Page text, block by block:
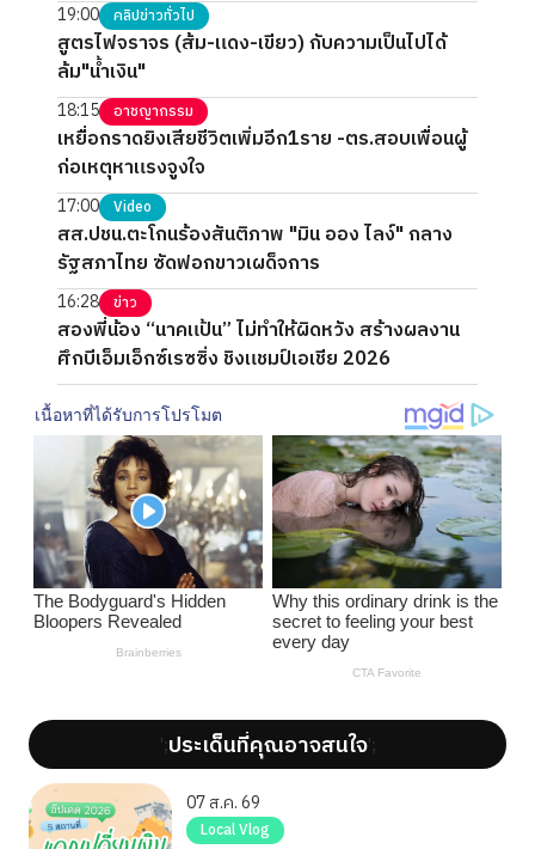
19:00 คลิปข่าวทั่วไป
สูตรไฟจราจร (ส้ม-แดง-เขียว) กับความเป็นไปได้
ล้ม"น้ำเงิน"
18:15 อาชญากรรม
เหยื่อกราดยิงเสียชีวิตเพิ่มอีก1ราย -ตร.สอบเพื่อนผู้
ก่อเหตุหาแรงจูงใจ
17:00 Video
สส.ปชน.ตะโกนร้องสันติภาพ "มิน ออง ไลง์" กลาง
รัฐสภาไทย ซัดฟอกขาวเผด็จการ
16:28 ข่าว
สองพี่น้อง “นาคแป้น” ไม่ทำให้ผิดหวัง สร้างผลงาน
ศึกบีเอ็มเอ็กซ์เรซซิ่ง ชิงแชมป์เอเชีย 2026
';ประเด็นที่คุณอาจสนใจ';
07 ส.ค. 69
Local Vlog